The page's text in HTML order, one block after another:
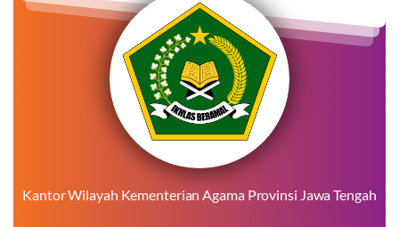
Kantor Wilayah Kementerian Agama Provinsi Jawa Tengah